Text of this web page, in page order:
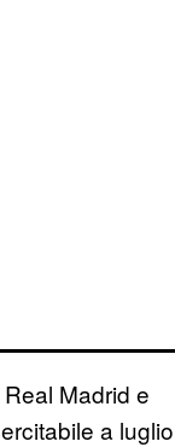
Madrid e
a luglio